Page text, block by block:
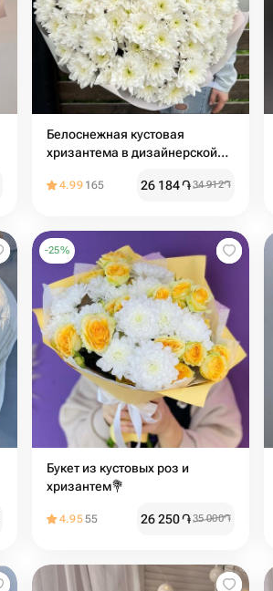
Белоснежная кустовая
хризантема в дизайнерской
4.99 165 26 184֏34 912֏
-25%
Букет из кустовых роз и
хризантем💐
4.9555 26 250֏35 000֏